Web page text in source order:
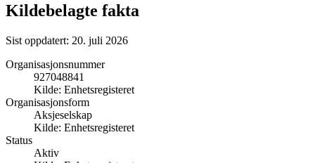
Kildebelagte fakta
Sist oppdatert: 20. juli 2026
Organisasjonsnummer
927048841
Kilde: Enhetsregisteret
Organisasjonsform
Aksjeselskap
Kilde: Enhetsregisteret
Status
Aktiv